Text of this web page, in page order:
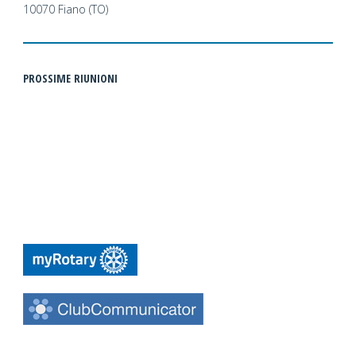
10070 Fiano (TO)
PROSSIME RIUNIONI